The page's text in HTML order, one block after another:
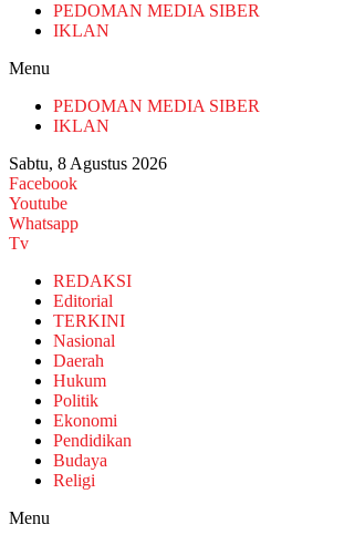
PEDOMAN MEDIA SIBER
IKLAN
Menu
PEDOMAN MEDIA SIBER
IKLAN
Sabtu, 8 Agustus 2026
Facebook
Youtube
Whatsapp
Tv
REDAKSI
Editorial
TERKINI
Nasional
Daerah
Hukum
Politik
Ekonomi
Pendidikan
Budaya
Religi
Menu